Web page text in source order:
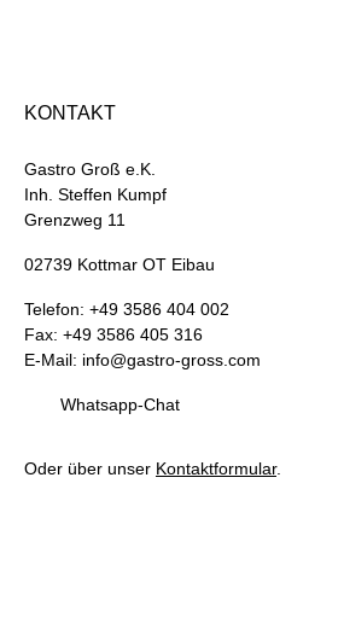
KONTAKT
Gastro Groß e.K.
Inh. Steffen Kumpf
Grenzweg 11
02739 Kottmar OT Eibau
Telefon: +49 3586 404 002
Fax: +49 3586 405 316
E-Mail: info@gastro-gross.com
Whatsapp-Chat
Oder über unser Kontaktformular.